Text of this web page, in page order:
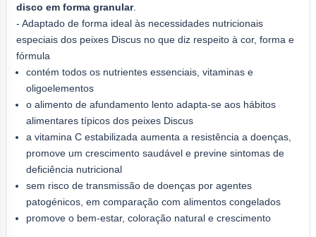
disco em forma granular.
- Adaptado de forma ideal às necessidades nutricionais
especiais dos peixes Discus no que diz respeito à cor, forma e
fórmula
contém todos os nutrientes essenciais, vitaminas e
oligoelementos
o alimento de afundamento lento adapta-se aos hábitos
alimentares típicos dos peixes Discus
a vitamina C estabilizada aumenta a resistência a doenças,
promove um crescimento saudável e previne sintomas de
deficiência nutricional
sem risco de transmissão de doenças por agentes
patogénicos, em comparação com alimentos congelados
promove o bem-estar, coloração natural e crescimento